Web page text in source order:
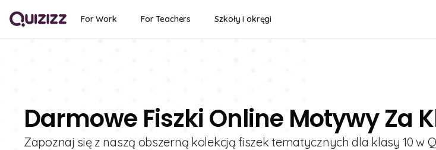
For Work For Teachers Szkoły i okręgi
Darmowe Fiszki Online Motywy Za
Zapoznaj się z naszą obszerną kolekcją fiszek tematycznych dla klasy 10 w